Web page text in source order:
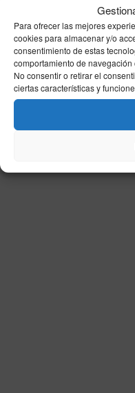
Para ofrecer las mejores
cookies para almacenar y/o
consentimiento de estas
comportamiento de
No consentir o retirar el
ciertas características y
Publicidad
Unpu
El Periódico de